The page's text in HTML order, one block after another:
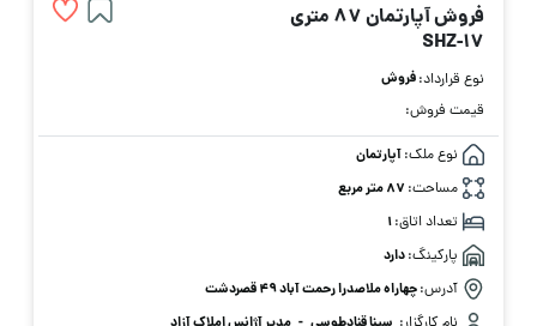
فروش آپارتمان 87 متری
SHZ-17
نوع قرارداد:فروش
قیمت فروش:
نوع ملک:آپارتمان
مساحت: 87 متر مربع
تعداد اتاق:1
پارکینگ:دارد
آدرس:چهاراه ملاصدرا رحمت آباد ۴۹ قصردشت